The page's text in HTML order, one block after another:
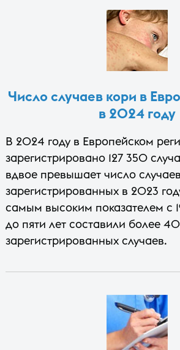
Число случаев кори в
в 2024 году
В 2024 году в Европейском
зарегистрировано 127 350
вдвое превышает число
зарегистрированных в 2023
самым высоким показателем с
до пяти лет составили более
зарегистрированных случаев.